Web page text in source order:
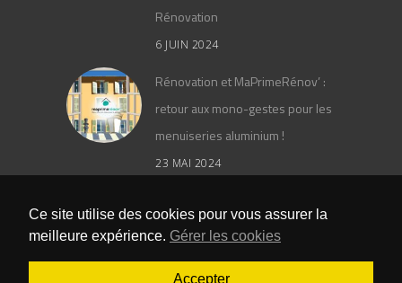
Rénovation
6 JUIN 2024
Rénovation et MaPrimeRénov’ :
retour aux mono-gestes pour les
menuiseries aluminium !
23 MAI 2024
Le catalogue général PAAL 2024
25 AVRIL 2024
Ce site utilise des cookies pour vous assurer la
meilleure expérience. Gérer les cookies
Accepter